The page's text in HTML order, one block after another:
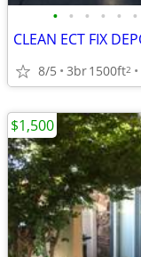
• • • • • •
8/5 3br1500ft2
$1,500